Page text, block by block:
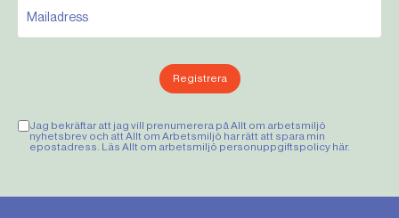
Registrera
Jag bekräftar att jag vill prenumerera på Allt om arbetsmiljö
nyhetsbrev och att Allt om Arbetsmiljö har rätt att spara min
epostadress. Läs Allt om arbetsmiljö personuppgiftspolicy här.